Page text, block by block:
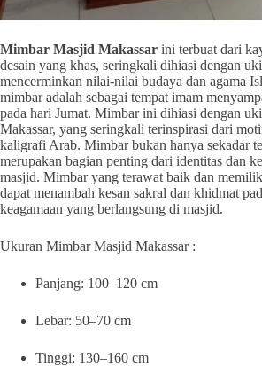
Mimbar Masjid Makassar ini terbuat dari
desain yang khas, seringkali dihiasi dengan
mencerminkan nilai-nilai budaya dan agama
mimbar adalah sebagai tempat imam
pada hari Jumat. Mimbar ini dihiasi dengan
Makassar, yang seringkali terinspirasi dari
kaligrafi Arab. Mimbar bukan hanya sekadar
merupakan bagian penting dari identitas dan
masjid. Mimbar yang terawat baik dan
dapat menambah kesan sakral dan khidmat
keagamaan yang berlangsung di masjid.
Ukuran Mimbar Masjid Makassar :
Panjang: 100–120 cm
Lebar: 50–70 cm
Tinggi: 130–160 cm